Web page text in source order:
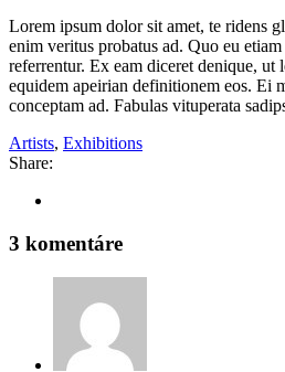
Lorem ipsum dolor sit amet, te ridens
enim veritus probatus ad. Quo eu
referrentur. Ex eam diceret denique,
equidem apeirian definitionem eos. Ei
conceptam ad. Fabulas vituperata
Artists, Exhibitions
Share:
3 komentáre